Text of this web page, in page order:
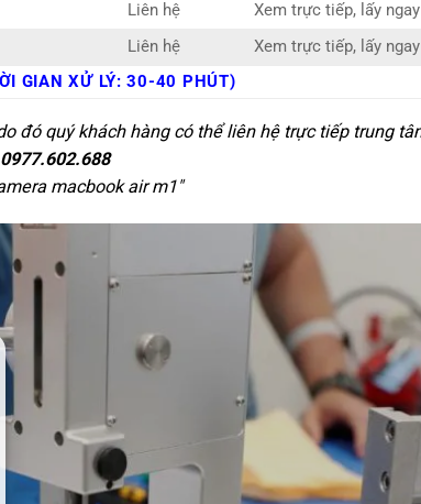
Liên hệ
Xem trực tiếp, lấy ngay
Liên hệ
Xem trực tiếp, lấy ngay
GIAN XỬ LÝ: 30-40 PHÚT)
đó quý khách hàng có thể liên hệ trực tiếp trung
0977.602.688
macbook air m1"